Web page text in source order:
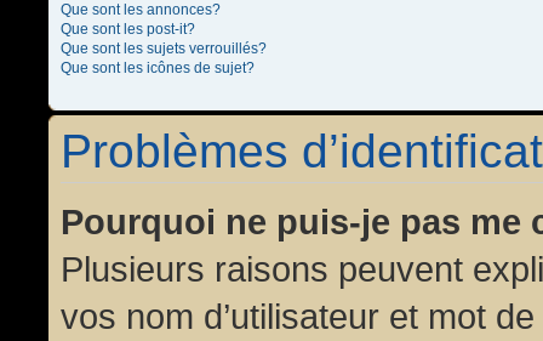
Que sont les annonces?
Que sont les post-it?
Que sont les sujets verrouillés?
Que sont les icônes de sujet?
Problèmes
Pourquoi ne puis-je pas me
Plusieurs raisons peuvent
vos nom d’utilisateur et mot